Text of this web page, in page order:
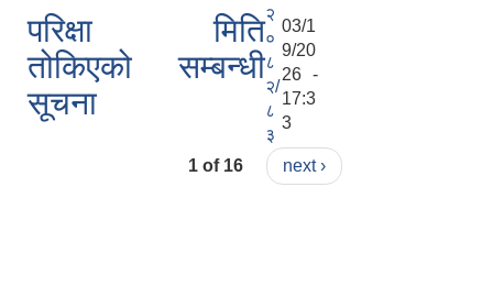
परिक्षा मिति
तोकिएको सम्बन्धी
सूचना
२
०
८
२/
८
३
03/1
9/20
26 -
17:3
3
1 of 16 next ›